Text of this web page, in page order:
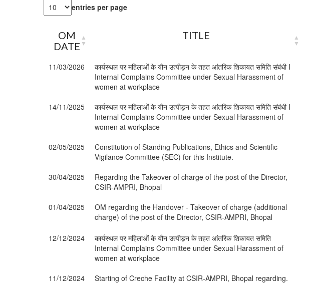
entries per page
OM
DATE
TITLE
11/03/2026
कार्यस्थल पर महिलाओं के यौन उत्पीड़न के तहत आंतरिक शिकायत समिति संबंधी I
Internal Complains Committee under Sexual Harassment of
women at workplace
14/11/2025
कार्यस्थल पर महिलाओं के यौन उत्पीड़न के तहत आंतरिक शिकायत समिति संबंधी I
Internal Complains Committee under Sexual Harassment of
women at workplace
02/05/2025
Constitution of Standing Publications, Ethics and Scientific
Vigilance Committee (SEC) for this Institute.
30/04/2025
Regarding the Takeover of charge of the post of the Director,
CSIR-AMPRI, Bhopal
01/04/2025
OM regarding the Handover - Takeover of charge (additional
charge) of the post of the Director, CSIR-AMPRI, Bhopal
12/12/2024
कार्यस्थल पर महिलाओं के यौन उत्पीड़न के तहत आंतरिक शिकायत समिति
Internal Complains Committee under Sexual Harassment of
women at workplace
11/12/2024
Starting of Creche Facility at CSIR-AMPRI, Bhopal regarding.